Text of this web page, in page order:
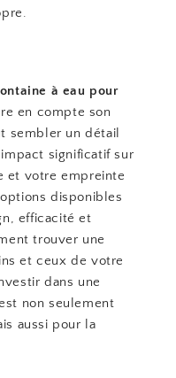
à eau pour
en compte son
sembler un détail
significatif sur
et votre empreinte
disponibles
efficacité et
trouver une
et ceux de votre
dans une
non seulement
aussi pour la